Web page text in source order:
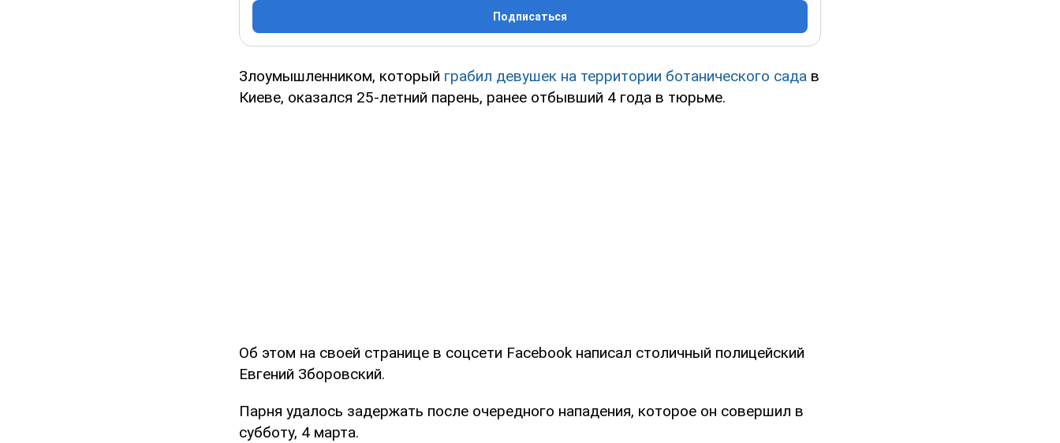
Подписаться
Злоумышленником, который грабил девушек на территории ботанического сада в
Киеве, оказался 25-летний парень, ранее отбывший 4 года в тюрьме.
Об этом на своей странице в соцсети Facebook написал столичный полицейский
Евгений Зборовский.
Парня удалось задержать после очередного нападения, которое он совершил в
субботу, 4 марта.